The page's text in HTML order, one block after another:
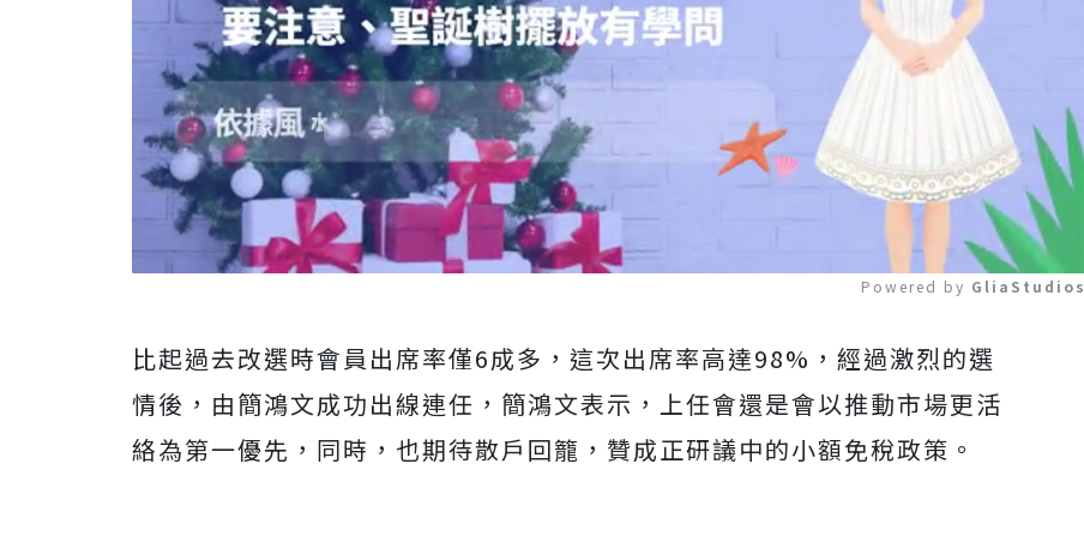
Mute
Powered by GliaStudios
比起過去改選時會員出席率僅6成多，這次出席率高達98%，經過激烈的選
情後，由簡鴻文成功出線連任，簡鴻文表示，上任會還是會以推動市場更活
絡為第一優先，同時，也期待散戶回籠，贊成正研議中的小額免稅政策。